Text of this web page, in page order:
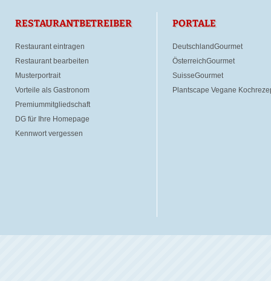
RESTAURANTBETREIBER
Restaurant eintragen
Restaurant bearbeiten
Musterportrait
Vorteile als Gastronom
Premiummitgliedschaft
DG für Ihre Homepage
Kennwort vergessen
PORTALE
DeutschlandGourmet
ÖsterreichGourmet
SuisseGourmet
Plantscape Vegane